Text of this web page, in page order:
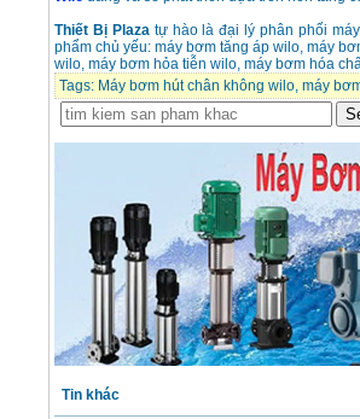
Thiết Bị Plazatự hào là đại lý phân phối
phẩm chủ yếu: máy bơm tăng áp wilo, máy
wilo, máy bơm hỏa tiễn wilo, máy bơm hóa
Tags: Máy bơm hút chân không wilo, máy
Tin khác